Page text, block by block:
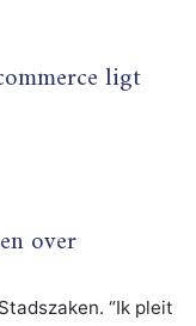
ligt
over
“Ik pleit